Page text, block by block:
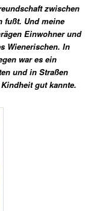
zwischen
fußt. Und meine
Einwohner und
Wienerischen. In
war es ein
und in Straßen
gut kannte.